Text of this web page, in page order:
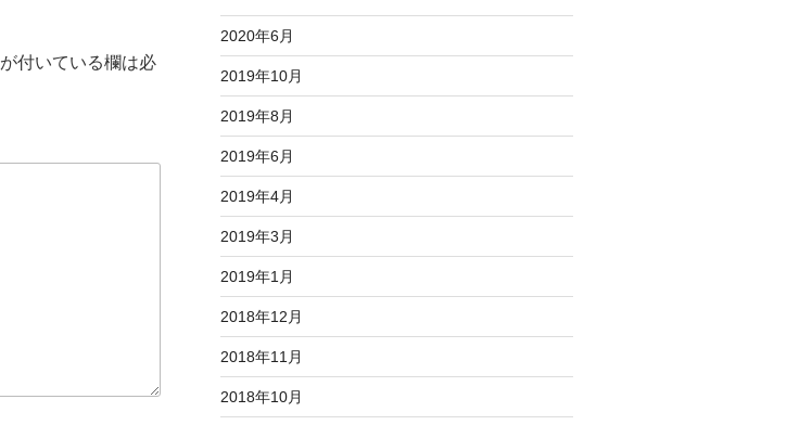
が付いている欄は必
2020年6月
2019年10月
2019年8月
2019年6月
2019年4月
2019年3月
2019年1月
2018年12月
2018年11月
2018年10月